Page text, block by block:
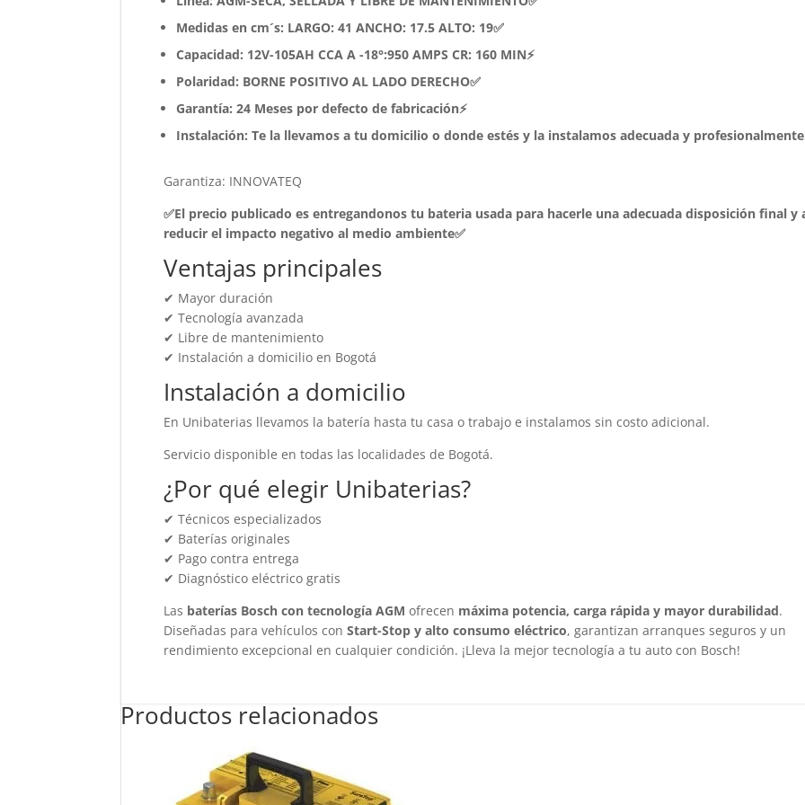
Medidas en cm´s: LARGO: 41 ANCHO: 17.5 ALTO: 19✅
Capacidad: 12V-105AH CCA A -18°:950 AMPS CR: 160 MIN⚡
Polaridad: BORNE POSITIVO AL LADO DERECHO✅
Garantía: 24 Meses por defecto de fabricación⚡
Instalación: Te la llevamos a tu domicilio o donde estés y la instalamos adecuada y
Garantiza: INNOVATEQ
✅El precio publicado es entregandonos tu bateria usada para hacerle una adecuada disposición final y
reducir el impacto negativo al medio ambiente✅
Ventajas principales
✔ Mayor duración
✔ Tecnología avanzada
✔ Libre de mantenimiento
✔ Instalación a domicilio en Bogotá
Instalación a domicilio
En Unibaterias llevamos la batería hasta tu casa o trabajo e instalamos sin costo adicional.
Servicio disponible en todas las localidades de Bogotá.
¿Por qué elegir Unibaterias?
✔ Técnicos especializados
✔ Baterías originales
✔ Pago contra entrega
✔ Diagnóstico eléctrico gratis
Las baterías Bosch con tecnología AGM ofrecen máxima potencia, carga rápida y mayor durabilidad.
Diseñadas para vehículos conStart-Stop y alto consumo eléctrico, garantizan arranques seguros y un
rendimiento excepcional en cualquier condición. ¡Lleva la mejor tecnología a tu auto con Bosch!
Productos relacionados